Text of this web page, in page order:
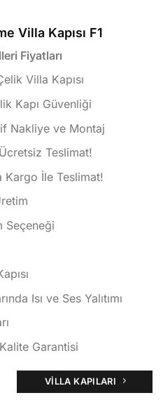
Villa Kapısı F1
Fiyatları
Villa Kapısı
Kapı Güvenliği
Nakliye ve Montaj
Teslimat!
Kargo İle Teslimat!
Seçeneği
Isı ve Ses Yalıtımı
Garantisi
VILLA KAPILARI